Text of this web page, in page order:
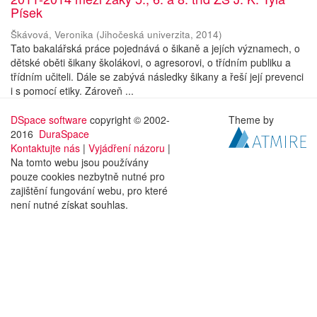
Písek
Škávová, Veronika (Jihočeská univerzita, 2014)
Tato bakalářská práce pojednává o šikaně a jejích významech, o
dětské oběti šikany školákovi, o agresorovi, o třídním publiku a
třídním učiteli. Dále se zabývá následky šikany a řeší její prevenci
i s pomocí etiky. Zároveň ...
DSpace software copyright © 2002-
2016 DuraSpace
Kontaktujte nás | Vyjádření názoru |
Na tomto webu jsou používány
pouze cookies nezbytně nutné pro
zajištění fungování webu, pro které
není nutné získat souhlas.
Theme by